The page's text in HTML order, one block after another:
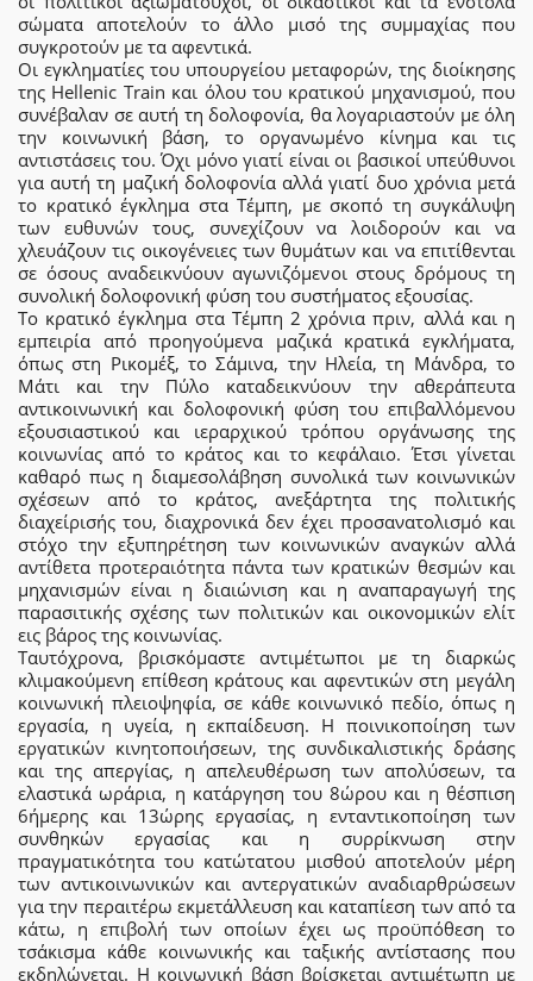
σώματα αποτελούν το άλλο μισό της συμμαχίας που
συγκροτούν με τα αφεντικά.
Οι εγκληματίες του υπουργείου μεταφορών, της διοίκησης
της Hellenic Train και όλου του κρατικού μηχανισμού, που
συνέβαλαν σε αυτή τη δολοφονία, θα λογαριαστούν με όλη
την κοινωνική βάση, το οργανωμένο κίνημα και τις
αντιστάσεις του. Όχι μόνο γιατί είναι οι βασικοί υπεύθυνοι
για αυτή τη μαζική δολοφονία αλλά γιατί δυο χρόνια μετά
το κρατικό έγκλημα στα Τέμπη, με σκοπό τη συγκάλυψη
των ευθυνών τους, συνεχίζουν να λοιδορούν και να
χλευάζουν τις οικογένειες των θυμάτων και να επιτίθενται
σε όσους αναδεικνύουν αγωνιζόμενοι στους δρόμους τη
συνολική δολοφονική φύση του συστήματος εξουσίας.
Το κρατικό έγκλημα στα Τέμπη 2 χρόνια πριν, αλλά και η
εμπειρία από προηγούμενα μαζικά κρατικά εγκλήματα,
όπως στη Ρικομέξ, το Σάμινα, την Ηλεία, τη Μάνδρα, το
Μάτι και την Πύλο καταδεικνύουν την αθεράπευτα
αντικοινωνική και δολοφονική φύση του επιβαλλόμενου
εξουσιαστικού και ιεραρχικού τρόπου οργάνωσης της
κοινωνίας από το κράτος και το κεφάλαιο. Έτσι γίνεται
καθαρό πως η διαμεσολάβηση συνολικά των κοινωνικών
σχέσεων από το κράτος, ανεξάρτητα της πολιτικής
διαχείρισής του, διαχρονικά δεν έχει προσανατολισμό και
στόχο την εξυπηρέτηση των κοινωνικών αναγκών αλλά
αντίθετα προτεραιότητα πάντα των κρατικών θεσμών και
μηχανισμών είναι η διαιώνιση και η αναπαραγωγή της
παρασιτικής σχέσης των πολιτικών και οικονομικών ελίτ
εις βάρος της κοινωνίας.
Ταυτόχρονα, βρισκόμαστε αντιμέτωποι με τη διαρκώς
κλιμακούμενη επίθεση κράτους και αφεντικών στη μεγάλη
κοινωνική πλειοψηφία, σε κάθε κοινωνικό πεδίο, όπως η
εργασία, η υγεία, η εκπαίδευση. Η ποινικοποίηση των
εργατικών κινητοποιήσεων, της συνδικαλιστικής δράσης
και της απεργίας, η απελευθέρωση των απολύσεων, τα
ελαστικά ωράρια, η κατάργηση του 8ώρου και η θέσπιση
6ήμερης και 13ώρης εργασίας, η ενταντικοποίηση των
συνθηκών εργασίας και η συρρίκνωση στην
πραγματικότητα του κατώτατου μισθού αποτελούν μέρη
των αντικοινωνικών και αντεργατικών αναδιαρθρώσεων
για την περαιτέρω εκμετάλλευση και καταπίεση των από τα
κάτω, η επιβολή των οποίων έχει ως προϋπόθεση το
τσάκισμα κάθε κοινωνικής και ταξικής αντίστασης που
εκδηλώνεται. Η κοινωνική βάση βρίσκεται αντιμέτωπη με